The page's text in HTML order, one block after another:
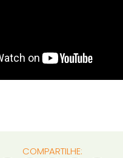
COMPARTILHE: